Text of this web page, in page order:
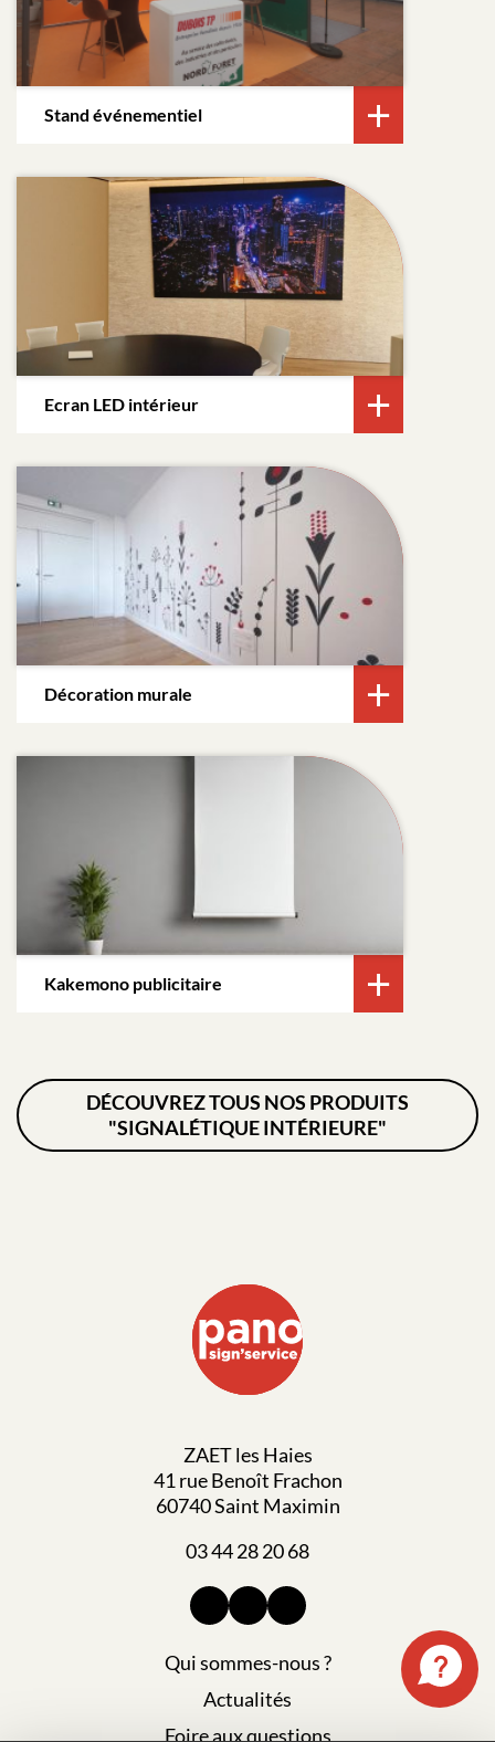
Stand événementiel
Ecran LED intérieur
Décoration murale
Kakemono publicitaire
DÉCOUVREZ TOUS NOS PRODUITS
"SIGNALÉTIQUE INTÉRIEURE"
ZAET les Haies
41 rue Benoît Frachon
60740 Saint Maximin
03 44 28 20 68
Qui sommes-nous ?
Actualités
Foire aux questions